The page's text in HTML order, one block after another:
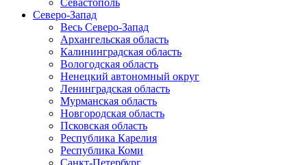
Севастополь
Северо-Запад
Весь Северо-Запад
Архангельская область
Калининградская область
Вологодская область
Ненецкий автономный округ
Ленинградская область
Мурманская область
Новгородская область
Псковская область
Республика Карелия
Республика Коми
Санкт-Петербург